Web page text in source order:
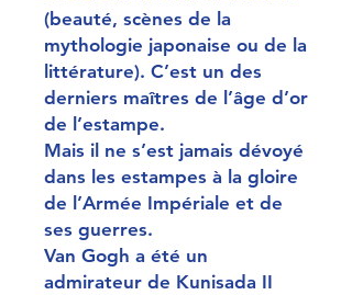
(beauté, scènes de la
mythologie japonaise ou de la
littérature). C’est un des
derniers maîtres de l’âge d’or
de l’estampe.
Mais il ne s’est jamais dévoyé
dans les estampes à la gloire
de l’Armée Impériale et de
ses guerres.
Van Gogh a été un
admirateur de Kunisada II